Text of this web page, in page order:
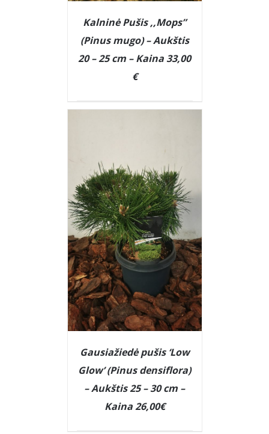
DETAILS
Kalninė Pušis ,,Mops”
(Pinus mugo) – Aukštis
20 – 25 cm – Kaina 33,00
€
Gausiažiedė pušis ‘Low
Glow’ (Pinus densiflora)
– Aukštis 25 – 30 cm –
Kaina 26,00€